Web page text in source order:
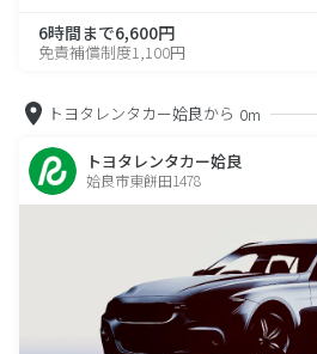
6時間まで6,600円
免責補償制度1,100円
トヨタレンタカー姶良から 0m
トヨタレンタカー姶良
姶良市東餅田1478